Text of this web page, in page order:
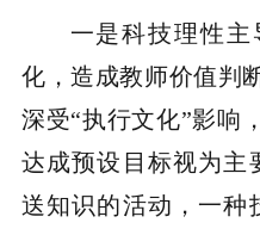
一是科技理性主
化，造成教师价值判
深受“执行文化”影响
达成预设目标视为主
送知识的活动，一种